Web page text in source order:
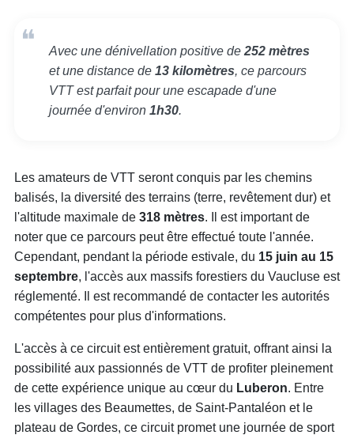
Avec une dénivellation positive de252 mètres
et une distance de13 kilomètres, ce parcours
VTT est parfait pour une escapade d'une
journée d'environ1h30.
Les amateurs de VTT seront conquis par les chemins
balisés, la diversité des terrains (terre, revêtement dur) et
l'altitude maximale de 318 mètres. Il est important de
noter que ce parcours peut être effectué toute l'année.
Cependant, pendant la période estivale, du 15 juin au 15
septembre, l'accès aux massifs forestiers du Vaucluse est
réglementé. Il est recommandé de contacter les autorités
compétentes pour plus d'informations.
L'accès à ce circuit est entièrement gratuit, offrant ainsi la
possibilité aux passionnés de VTT de profiter pleinement
de cette expérience unique au cœur du Luberon. Entre
les villages des Beaumettes, de Saint-Pantaléon et le
plateau de Gordes, ce circuit promet une journée de sport